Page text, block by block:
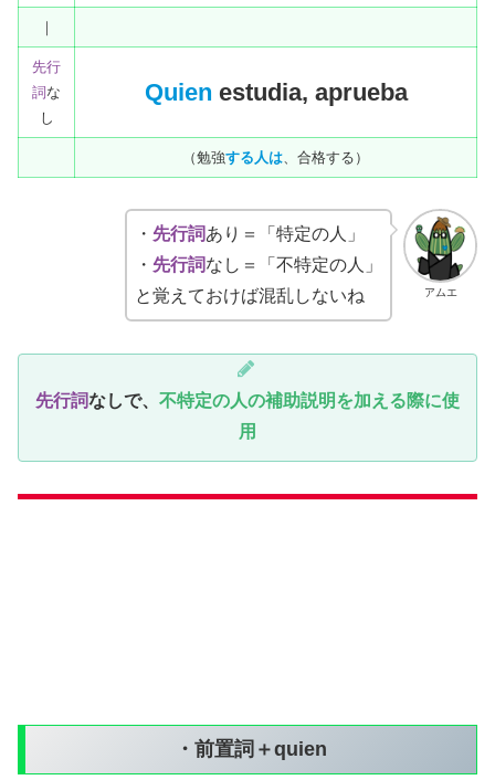
｜
先行
詞な
し
Quien estudia, aprueba
（勉強する人は 、合格する）
アムエ
・ 先行詞あり＝「特定の人」
・ 先行詞なし＝「不特定の人」
と覚えておけば混乱しないね
先行詞なしで、 不特定の人の補助説明を加える際に使
用
・前置詞＋quien